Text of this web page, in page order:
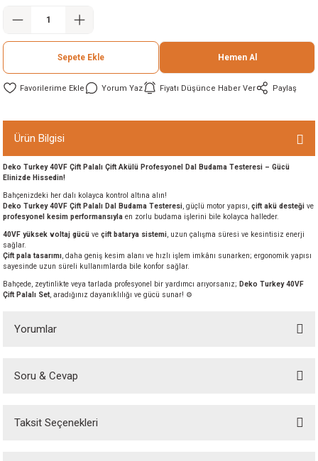
Sepete Ekle Hemen Al
Yorum Yaz Fiyatı Düşünce Haber Ver Paylaş
Ürün Bilgisi
Deko Turkey 40VF Çift Palalı Çift Akülü Profesyonel Dal Budama Testeresi – Gücü
Elinizde Hissedin!
Bahçenizdeki her dalı kolayca kontrol altına alın!
Deko Turkey 40VF Çift Palalı Dal Budama Testeresi , güçlü motor yapısı, çift akü desteği ve
profesyonel kesim performansıyla en zorlu budama işlerini bile kolayca halleder.
40VF yüksek voltaj gücü ve çift batarya sistemi , uzun çalışma süresi ve kesintisiz enerji
sağlar.
Çift pala tasarımı , daha geniş kesim alanı ve hızlı işlem imkânı sunarken; ergonomik yapısı
sayesinde uzun süreli kullanımlarda bile konfor sağlar.
Bahçede, zeytinlikte veya tarlada profesyonel bir yardımcı arıyorsanız; Deko Turkey 40VF
Çift Palalı Set , aradığınız dayanıklılığı ve gücü sunar! ⚙️
Yorumlar
Soru & Cevap
Ürün hakkında henüz soru sorulmamış.
Taksit Seçenekleri